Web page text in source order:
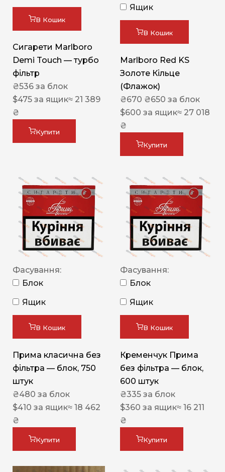
В Кошик
Сигарети Marlboro
Demi Touch — турбо
фільтр
₴536 за блок
$475 за ящик≈ 21 389
₴
Купити
Ящик
В Кошик
Marlboro Red KS
Золоте Кільце
(Флажок)
₴670 ₴650 за блок
$600 за ящик≈ 27 018
₴
Купити
Фасування:
Блок
Ящик
В Кошик
Прима класична без
фільтра — блок, 750
штук
₴480 за блок
$410 за ящик≈ 18 462
₴
Купити
Фасування:
Блок
Ящик
В Кошик
Кременчук Прима
без фільтра — блок,
600 штук
₴335 за блок
$360 за ящик≈ 16 211
₴
Купити